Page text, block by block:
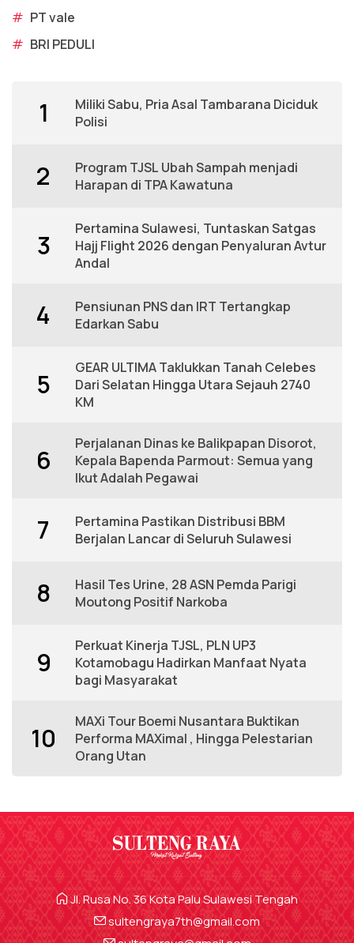
# PT vale
# BRI PEDULI
1
Miliki Sabu, Pria Asal Tambarana Diciduk
Polisi
2
Program TJSL Ubah Sampah menjadi
Harapan di TPA Kawatuna
3
Pertamina Sulawesi, Tuntaskan Satgas
Hajj Flight 2026 dengan Penyaluran Avtur
Andal
4
Pensiunan PNS dan IRT Tertangkap
Edarkan Sabu
5
GEAR ULTIMA Taklukkan Tanah Celebes
Dari Selatan Hingga Utara Sejauh 2740
KM
6
Perjalanan Dinas ke Balikpapan Disorot,
Kepala Bapenda Parmout: Semua yang
Ikut Adalah Pegawai
7
Pertamina Pastikan Distribusi BBM
Berjalan Lancar di Seluruh Sulawesi
8
Hasil Tes Urine, 28 ASN Pemda Parigi
Moutong Positif Narkoba
9
Perkuat Kinerja TJSL, PLN UP3
Kotamobagu Hadirkan Manfaat Nyata
bagi Masyarakat
10
MAXi Tour Boemi Nusantara Buktikan
Performa MAXimal , Hingga Pelestarian
Orang Utan
Jl. Rusa No. 36 Kota Palu Sulawesi Tengah
sultengraya7th@gmail.com